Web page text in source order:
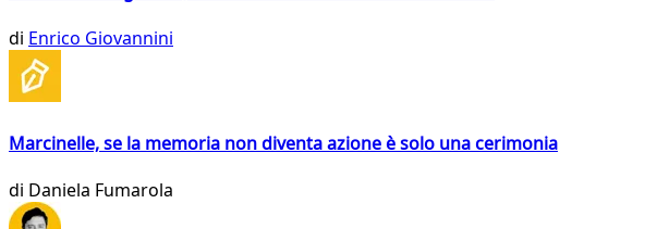
di Enrico Giovannini
Marcinelle, se la memoria non diventa azione è solo una cerimonia
di Daniela Fumarola